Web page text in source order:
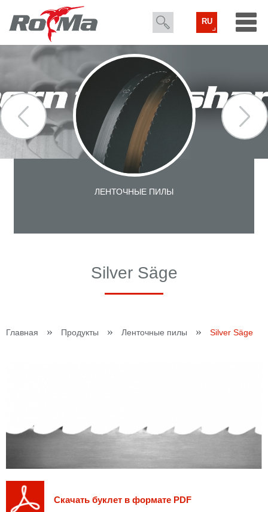
RU
ЛЕНТОЧНЫЕ ПИЛЫ
Silver Säge
Главная » Продукты » Ленточные пилы » Silver Säge
Скачать буклет в формате PDF